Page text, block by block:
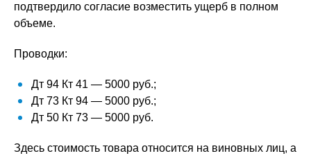
подтвердило согласие возместить ущерб в полном
объеме.
Проводки:
Дт 94 Кт 41 — 5000 руб.;
Дт 73 Кт 94 — 5000 руб.;
Дт 50 Кт 73 — 5000 руб.
Здесь стоимость товара относится на виновных лиц, а